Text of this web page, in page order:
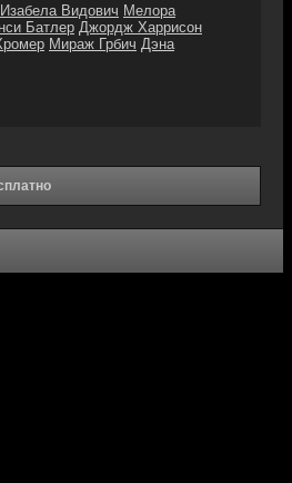
Изабела Видович Мелора
Батлер Джордж Харрисон
Мираж Грбич Дэна